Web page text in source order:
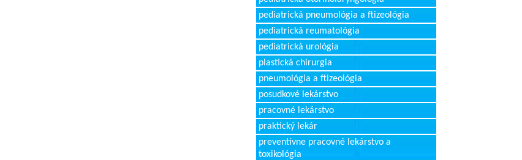
pediatrická pneumológia a ftizeológia
pediatrická reumatológia
pediatrická urológia
plastická chirurgia
pneumológia a ftizeológia
posudkové lekárstvo
pracovné lekárstvo
praktický lekár
preventívne pracovné lekárstvo a
toxikológia